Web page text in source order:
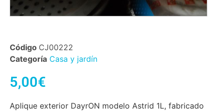
Código CJ00222
Categoría Casa y jardín
5,00€
Aplique exterior DayrON modelo Astrid 1L, fabricado